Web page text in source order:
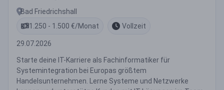
Bad Friedrichshall
1.250 - 1.500 €/Monat
Vollzeit
29.07.2026
Starte deine IT-Karriere als Fachinformatiker für
Systemintegration bei Europas größtem
Handelsunternehmen. Lerne Systeme und Netzwerke